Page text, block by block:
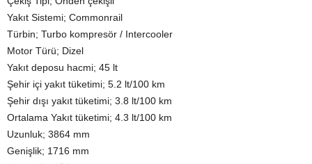
Yakıt Sistemi; Commonrail
Türbin; Turbo kompresör / Intercooler
Motor Türü; Dizel
Yakıt deposu hacmi; 45 lt
Şehir içi yakıt tüketimi; 5.2 lt/100 km
Şehir dışı yakıt tüketimi; 3.8 lt/100 km
Ortalama Yakıt tüketimi; 4.3 lt/100 km
Uzunluk; 3864 mm
Genişlik; 1716 mm